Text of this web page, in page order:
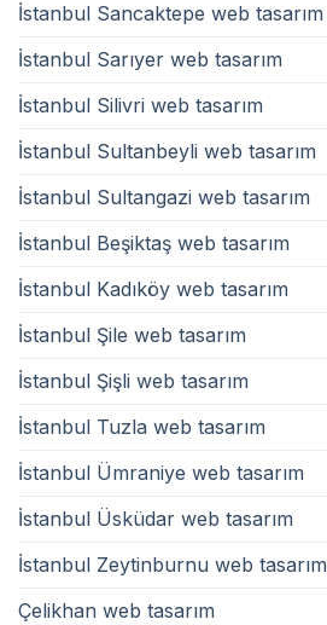
İstanbul Sancaktepe web tasarım
İstanbul Sarıyer web tasarım
İstanbul Silivri web tasarım
İstanbul Sultanbeyli web tasarım
İstanbul Sultangazi web tasarım
İstanbul Beşiktaş web tasarım
İstanbul Kadıköy web tasarım
İstanbul Şile web tasarım
İstanbul Şişli web tasarım
İstanbul Tuzla web tasarım
İstanbul Ümraniye web tasarım
İstanbul Üsküdar web tasarım
İstanbul Zeytinburnu web tasarım
Çelikhan web tasarım